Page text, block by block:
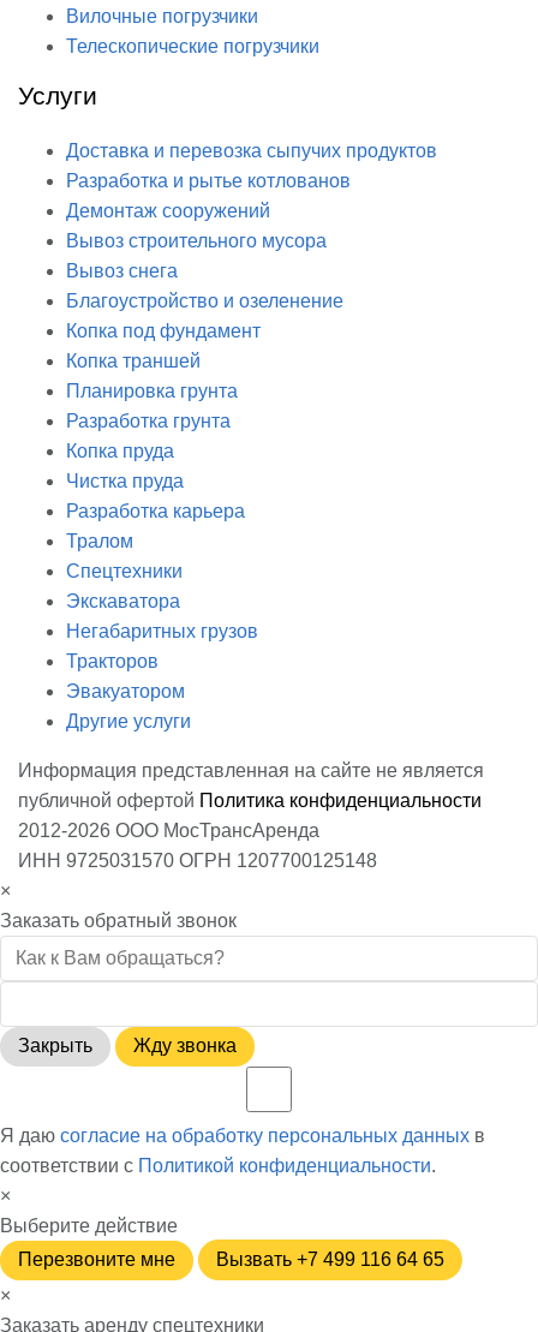
Вилочные погрузчики
Телескопические погрузчики
Услуги
Доставка и перевозка сыпучих продуктов
Разработка и рытье котлованов
Демонтаж сооружений
Вывоз строительного мусора
Вывоз снега
Благоустройство и озеленение
Копка под фундамент
Копка траншей
Планировка грунта
Разработка грунта
Копка пруда
Чистка пруда
Разработка карьера
Тралом
Спецтехники
Экскаватора
Негабаритных грузов
Тракторов
Эвакуатором
Другие услуги
Информация представленная на сайте не является
публичной офертой Политика конфиденциальности
2012-2026 ООО МосТрансАренда
ИНН 9725031570 ОГРН 1207700125148
×
Заказать обратный звонок
Закрыть Жду звонка
Я даю согласие на обработку персональных данных в
соответствии с Политикой конфиденциальности.
×
Выберите действие
Перезвоните мне
Вызвать +7 499 116 64 65
×
Заказать аренду спецтехники